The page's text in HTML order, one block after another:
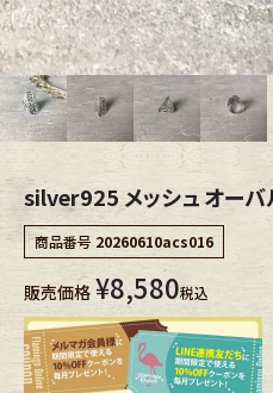
Tops
Bottoms
レディース商品カ
Tops
Outer
Fafatt
silver925 メッシュ オーバ
商品番号 20260610acs016
販売価格 ¥8,580税込